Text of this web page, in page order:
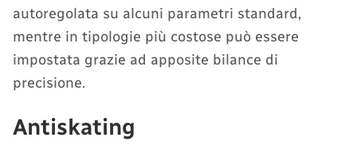
autoregolata su alcuni parametri standard,
mentre in tipologie più costose può essere
impostata grazie ad apposite bilance di
precisione.
Antiskating